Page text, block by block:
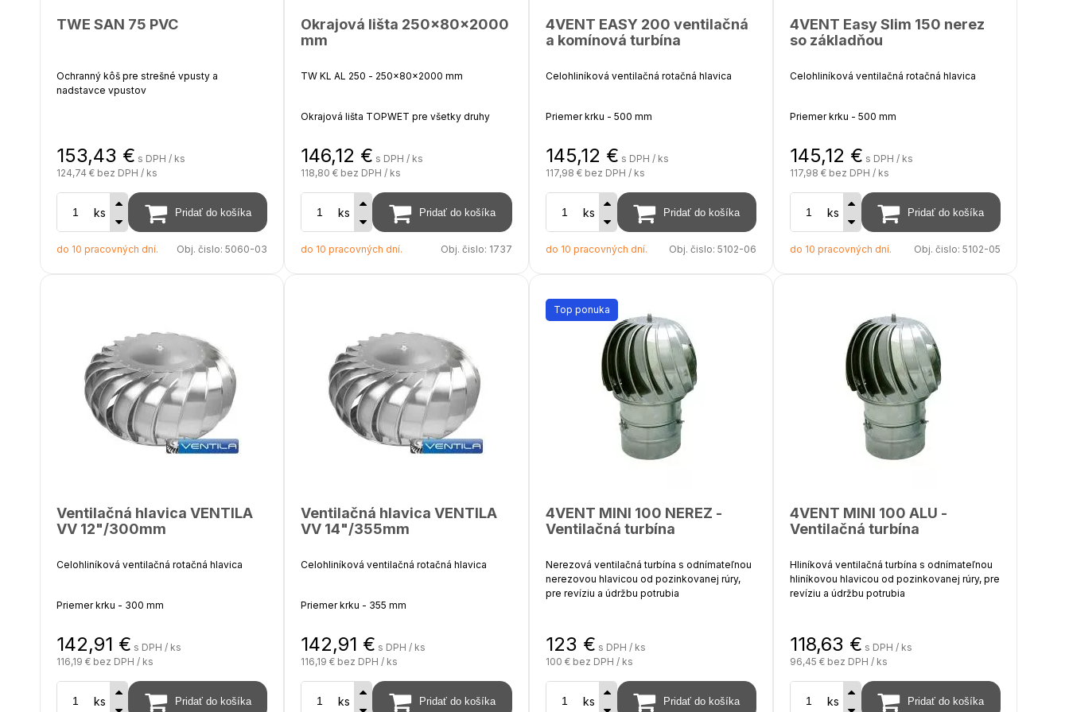
TWE SAN 75 PVC
Ochranný kôš pre strešné vpusty a
nadstavce vpustov
Materiál - polyamid PA6
Farba - čierna
153,43 € s DPH / ks
124,74 € bez DPH / ks
ks
do 10 pracovných dní. Obj. čislo:5060-03
Okrajová lišta 250x80x2000
mm
TW KL AL 250 - 250x80x2000 mm
Okrajová lišta TOPWET pre všetky druhy
Materiál - hliník
Hrúbka - 1,5 mm
Dĺžka lišty - 2000 mm
Tuhosť lišty je zaistená ohybom 10 mm na
koncoch oboch ramien
Súčasťou balenia je spojovací diel na
napojenie ďalšej lišty
146,12 € s DPH / ks
118,80 € bez DPH / ks
ks
do 10 pracovných dní. Obj. čislo: 1737
4VENT EASY 200 ventilačná
a komínová turbína
Celohliníková ventilačná rotačná hlavica
Priemer krku - 500 mm
Priemer hlavice - 640 m
Výška - 370 mm
145,12 € s DPH / ks
117,98 € bez DPH / ks
ks
do 10 pracovných dní. Obj. čislo: 5102-06
4VENT Easy Slim 150 nerez
so základňou
Celohliníková ventilačná rotačná hlavica
Priemer krku - 500 mm
Priemer hlavice - 640 m
Výška - 370 mm
145,12 € s DPH / ks
117,98 € bez DPH / ks
ks
do 10 pracovných dní. Obj. čislo: 5102-05
Ventilačná hlavica VENTILA
VV 12"/300mm
Celohliníková ventilačná rotačná hlavica
Priemer krku - 300 mm
Priemer hlavice - 440 m
Výška - 290 mm
142,91 € s DPH / ks
116,19 € bez DPH / ks
ks
Ventilačná hlavica VENTILA
VV 14"/355mm
Celohliníková ventilačná rotačná hlavica
Priemer krku - 355 mm
Priemer hlavice - 490 m
Výška - 310 mm
142,91 € s DPH / ks
116,19 € bez DPH / ks
ks
4VENT MINI 100 NEREZ -
Ventilačná turbína
Top ponuka
Nerezová ventilačná turbína s odnímateľnou
nerezovou hlavicou od pozinkovanej rúry,
pre revíziu a údržbu potrubia
priemer sacieho hrdla - 100 mm
materiál - hliník (hlava), pozink (hrdlo)
celková výška ( komplet ) - 290 mm
počet ložísk - 1
123 € s DPH / ks
100 € bez DPH / ks
ks
4VENT MINI 100 ALU -
Ventilačná turbína
Hliníková ventilačná turbína s odnímateľnou
hliníkovou hlavicou od pozinkovanej rúry, pre
revíziu a údržbu potrubia
priemer sacieho hrdla - 100 mm
materiál - hliník (hlava), pozink (hrdlo)
celková výška ( komplet ) - 290 mm
počet ložísk - 1
118,63 € s DPH / ks
96,45 € bez DPH / ks
ks